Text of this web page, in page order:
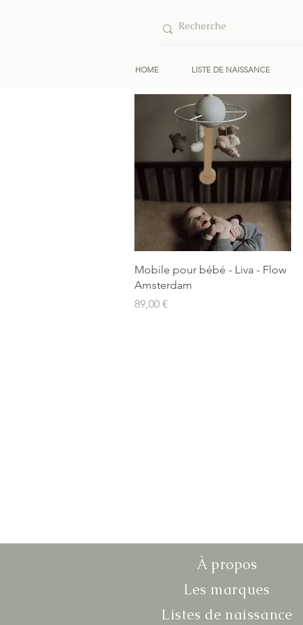
HOME LISTE DE NAISSANCE
Aperçu rapide
Mobile pour bébé - Liva - Flow
Amsterdam
Prix
89,00 €
À propos
Les marques
Listes de naissance